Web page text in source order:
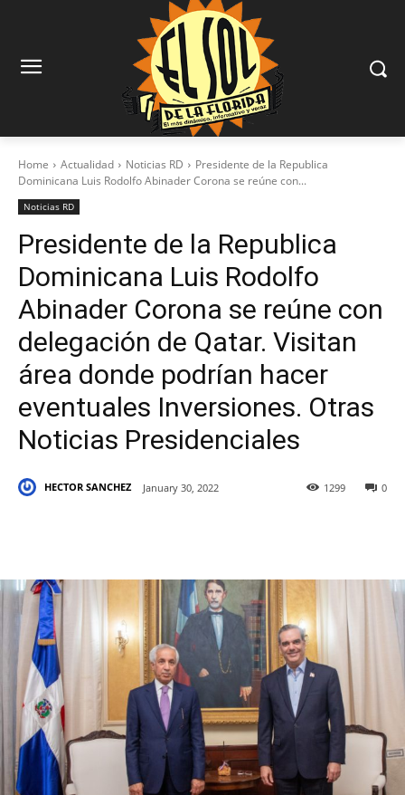
Home Actualidad Noticias RD
Presidente de la Republica
Dominicana Luis Rodolfo Abinader Corona se reúne con...
Noticias RD
Presidente de la Republica
Dominicana Luis Rodolfo
Abinader Corona se reúne con
delegación de Qatar. Visitan
área donde podrían hacer
eventuales Inversiones. Otras
Noticias Presidenciales
HECTOR SANCHEZ January 30, 2022 0
1299